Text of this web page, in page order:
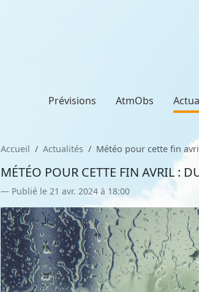
Prévisions AtmObs
Accueil Actualités Météo pour cette fin
MÉTÉO POUR CETTE FIN AVRIL :
Publié le 21 avr. 2024 à 18:00